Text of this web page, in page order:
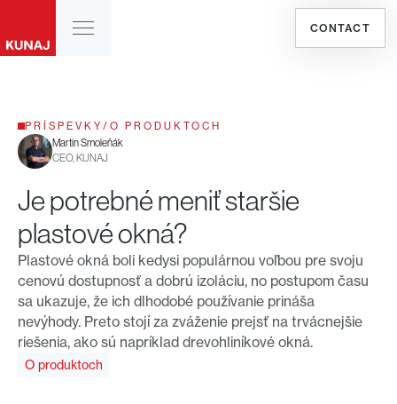
CONTACT
PRÍSPEVKY / O PRODUKTOCH
Martin Smoleňák
CEO, KUNAJ
Je potrebné meniť staršie
plastové okná?
Plastové okná boli kedysi populárnou voľbou pre svoju
cenovú dostupnosť a dobrú izoláciu, no postupom času
sa ukazuje, že ich dlhodobé používanie prináša
nevýhody. Preto stojí za zváženie prejsť na trvácnejšie
riešenia, ako sú napríklad drevohliníkové okná.
O produktoch